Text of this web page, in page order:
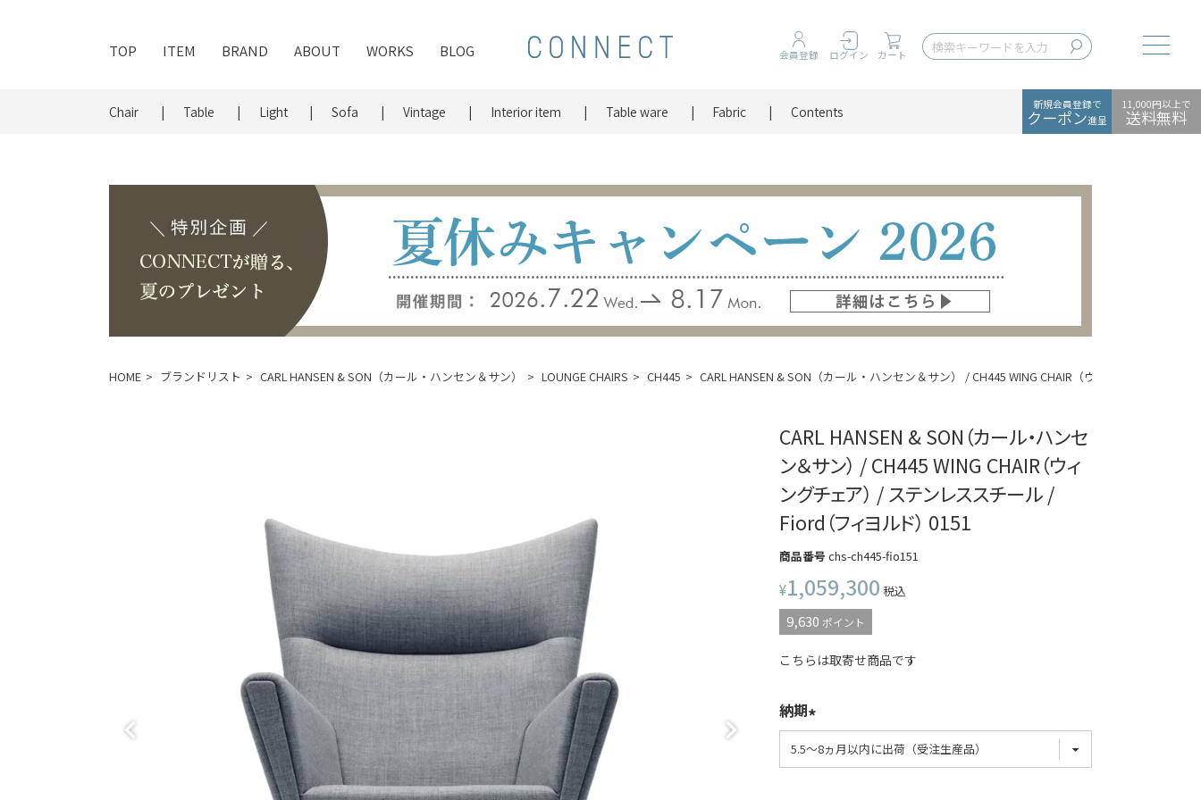
TOP ITEM BRAND ABOUT WORKS BLOG 会員登録 ログイン カート
Chair Table Light Sofa Vintage Interior item Table ware Fabric Contents 新規会員登録で
クーポン進呈
11,000円以上で
送料無料
HOME ブランドリスト CARL HANSEN & SON（カール・ハンセン＆サン） LOUNGE CHAIRS CH445 CARL HANSEN & SON（カール・ハンセン＆サン） / CH445 WING CHAIR（ウィングチェア） /
CARL HANSEN & SON（カール・ハンセ
ン＆サン） / CH445 WING CHAIR（ウィ
ングチェア） / ステンレススチール /
Fiord（フィヨルド） 0151
商品番号 chs-ch445-fio151
¥1,059,300 税込
9,630 ポイント
こちらは取寄せ商品です
納期